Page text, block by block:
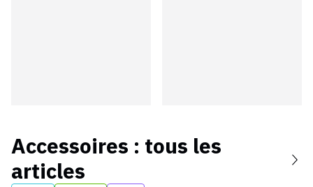
Accessoires : tous les
articles